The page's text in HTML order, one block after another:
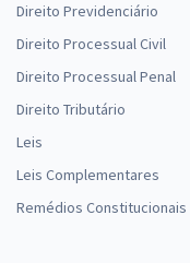
Direito Previdenciário
Direito Processual Civil
Direito Processual Penal
Direito Tributário
Leis
Leis Complementares
Remédios Constitucionais